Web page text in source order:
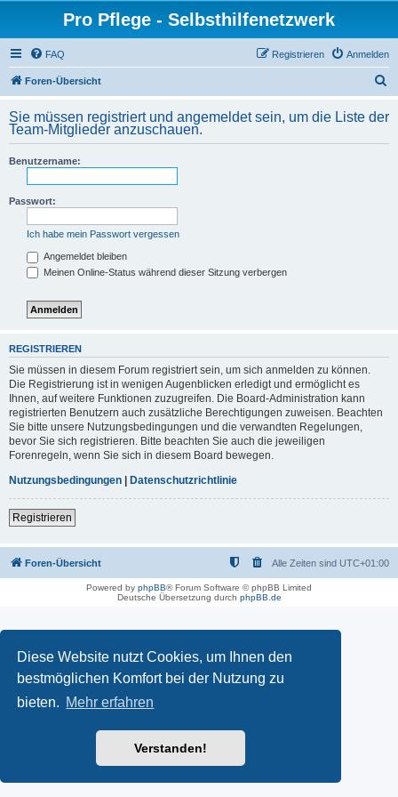
Diese Website nutzt Cookies, um Ihnen den
bestmöglichen Komfort bei der Nutzung zu
bieten. Mehr erfahren
Verstanden!
Pro Pflege - Selbsthilfenetzwerk
FAQ Anmelden
Registrieren
Foren-Übersicht
h
Sie müssen registriert und angemeldet sein, um die Liste der
Team-Mitglieder anzuschauen.
Benutzername:
Passwort:
Ich habe mein Passwort vergessen
Angemeldet bleiben
Meinen Online-Status während dieser Sitzung verbergen
REGISTRIEREN
Sie müssen in diesem Forum registriert sein, um sich anmelden zu können.
Die Registrierung ist in wenigen Augenblicken erledigt und ermöglicht es
Ihnen, auf weitere Funktionen zuzugreifen. Die Board-Administration kann
registrierten Benutzern auch zusätzliche Berechtigungen zuweisen. Beachten
Sie bitte unsere Nutzungsbedingungen und die verwandten Regelungen,
bevor Sie sich registrieren. Bitte beachten Sie auch die jeweiligen
Forenregeln, wenn Sie sich in diesem Board bewegen.
Nutzungsbedingungen | Datenschutzrichtlinie
Registrieren
Foren-Übersicht Alle Zeiten sind UTC+01:00
Powered by phpBB® Forum Software © phpBB Limited
Deutsche Übersetzung durch phpBB.de